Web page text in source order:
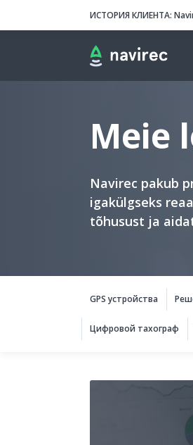
NavirecHeader
ИСТОРИЯ КЛИЕНТА:
Meie
Navirec pakub
igakülgseks
tõhusust ja
GPS устройства
Цифровой тахограф